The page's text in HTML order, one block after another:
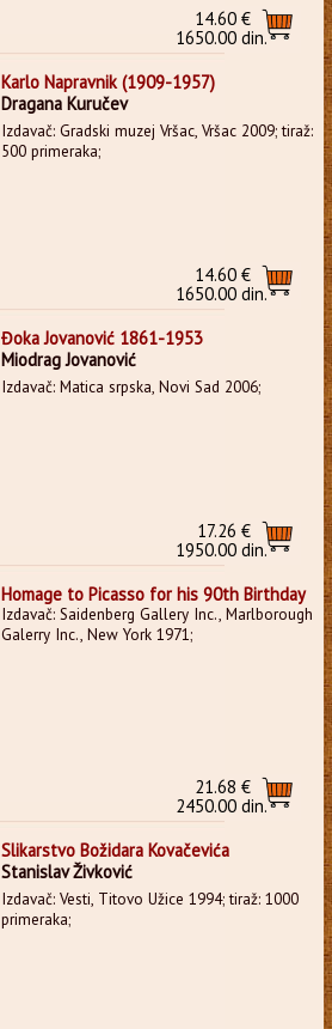
14.60 €
1650.00 din.
Karlo Napravnik (1909-1957)
Dragana Kuručev
Izdavač: Gradski muzej Vršac, Vršac 2009; tiraž:
500 primeraka;
14.60 €
1650.00 din.
Đoka Jovanović 1861-1953
Miodrag Jovanović
Izdavač: Matica srpska, Novi Sad 2006;
17.26 €
1950.00 din.
Homage to Picasso for his 90th Birthday
Izdavač: Saidenberg Gallery Inc., Marlborough
Galerry Inc., New York 1971;
21.68 €
2450.00 din.
Slikarstvo Božidara Kovačevića
Stanislav Živković
Izdavač: Vesti, Titovo Užice 1994; tiraž: 1000
primeraka;